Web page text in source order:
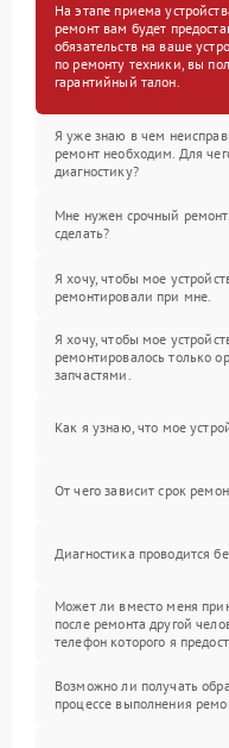
На этапе приема
ремонт вам будет
обязательств на ваше
по ремонту техники, вы
гарантийный талон.
Я уже знаю в чем
ремонт необходим. Для
диагностику?
Мне нужен срочный
сделать?
Я хочу, чтобы мое
ремонтировали при мне.
Я хочу, чтобы мое
ремонтировалось только
запчастями.
Как я узнаю, что мое
От чего зависит срок
Диагностика проводится
Может ли вместо меня
после ремонта другой
телефон которого я
Возможно ли получать
процессе выполнения